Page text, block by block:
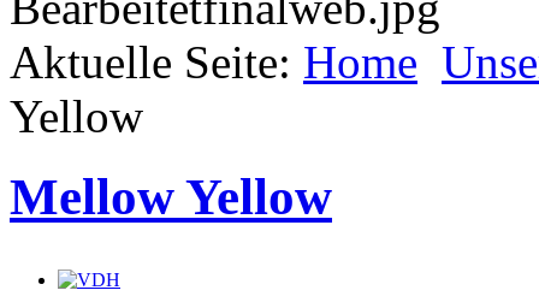
Aktuelle Seite: Home
Yellow
Mellow Yellow